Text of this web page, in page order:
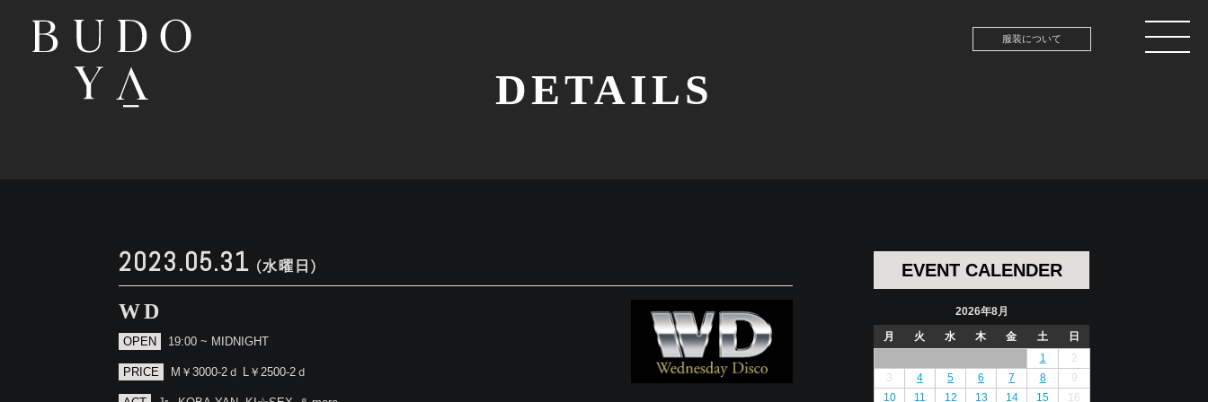
服装について
DETAILS
2023.05.31 (水曜日)
WD
OPEN 19:00 ~ MIDNIGHT
PRICE M￥3000-2ｄ L￥2500-2ｄ
EVENT CALENDER
2026年8月
月
火 水 木 金 土
日
1
2
3
4 5 6 7 8
9
10
11 12 13 14 15
16